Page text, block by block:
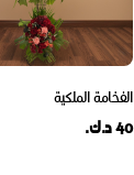
الفخامة الملكية
40 د.ك.